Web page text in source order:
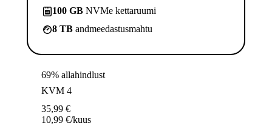
100 GB NVMe kettaruumi
8 TB andmeedastusmahtu
69% allahindlust
KVM 4
35,99 €
10,99 €/kuus